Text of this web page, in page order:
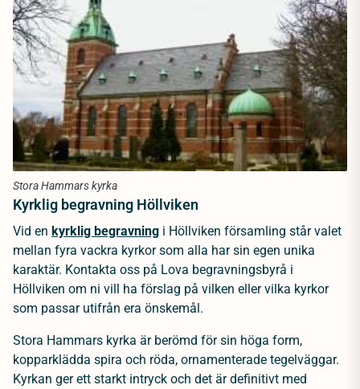
Kyrklig begravning Höllviken
Vid en kyrklig begravning i Höllviken församling står valet
mellan fyra vackra kyrkor som alla har sin egen unika
karaktär. Kontakta oss på Lova begravningsbyrå i
Höllviken om ni vill ha förslag på vilken eller vilka kyrkor
som passar utifrån era önskemål.
Stora Hammars kyrka är berömd för sin höga form,
kopparklädda spira och röda, ornamenterade tegelväggar.
Kyrkan ger ett starkt intryck och det är definitivt med
Stora Hammars kyrka